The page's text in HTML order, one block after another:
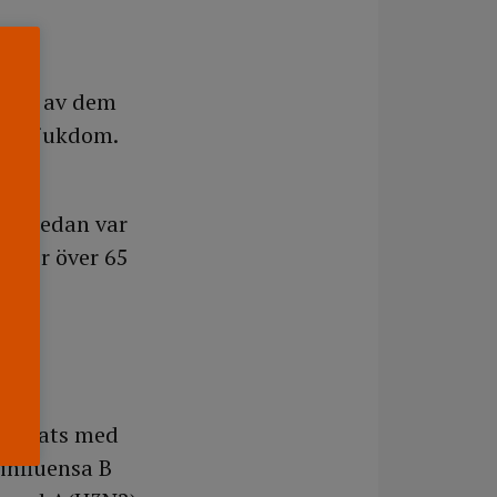
av dem
sjukdom.
sedan var
över 65
med
B